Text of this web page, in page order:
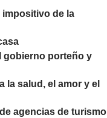
impositivo de la
gobierno porteño y
la salud, el amor y el
agencias de turismo